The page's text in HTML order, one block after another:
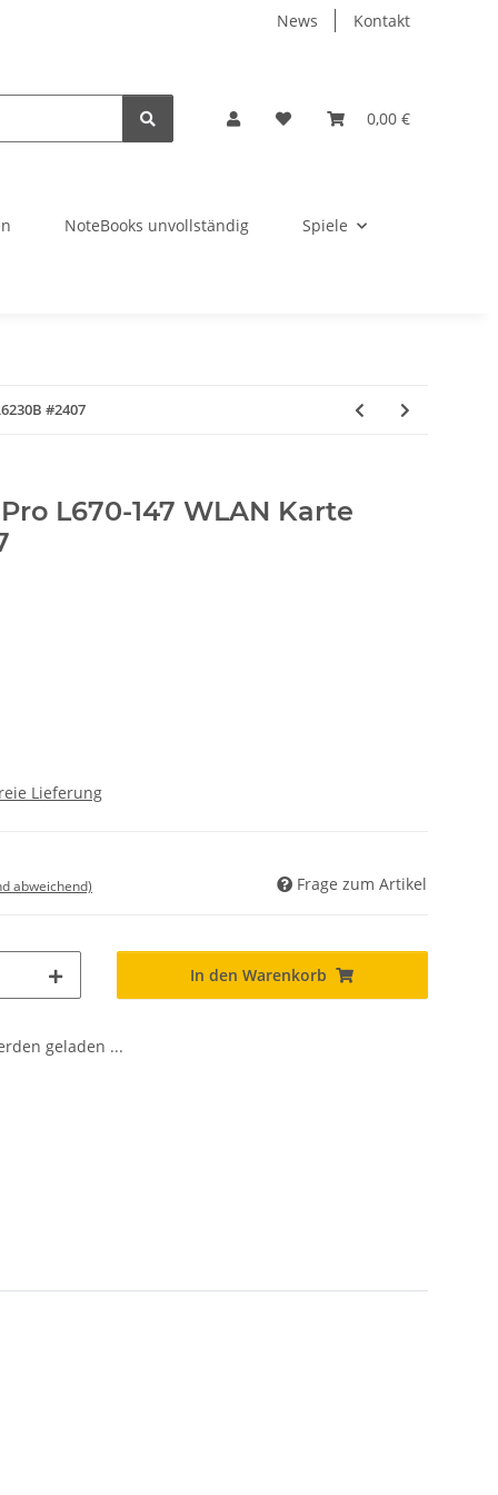
News Kontakt
0,00 €
NoteBooks unvollständig Spiele
#2407
L670-147 WLAN Karte
Lieferung
abweichend) Frage zum Artikel
In den Warenkorb
geladen ...